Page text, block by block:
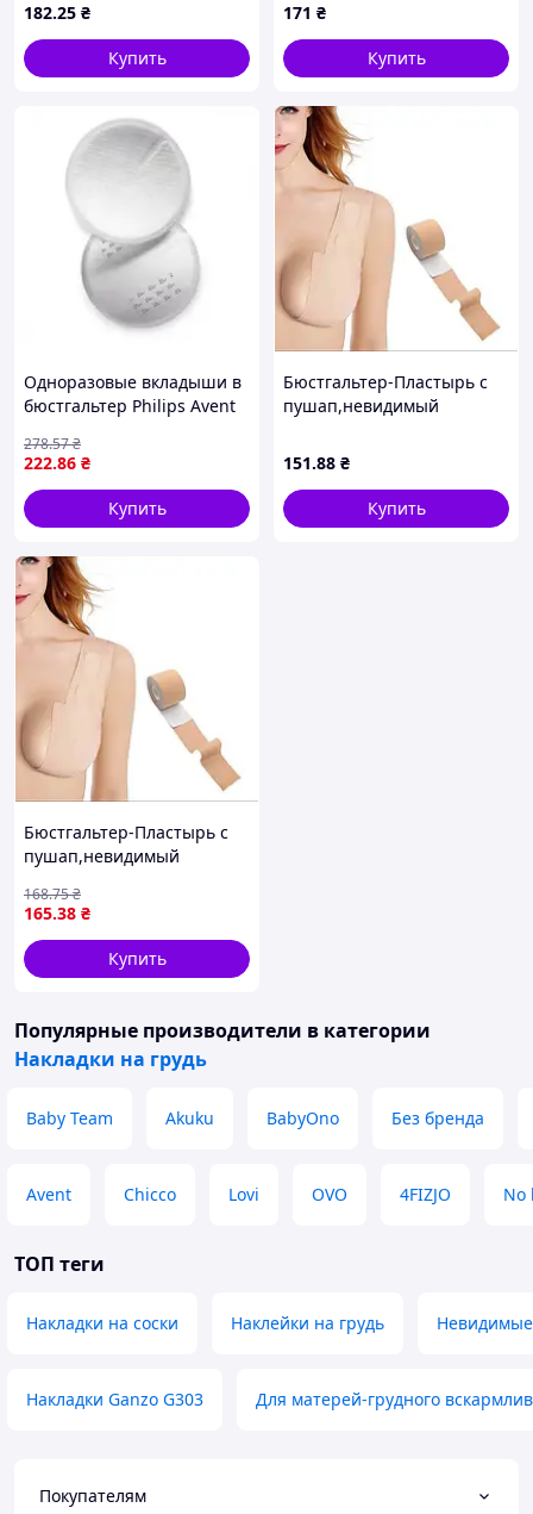
Кинезиотейп для
подтягивания груди
182.25 ₴
Купить
171 ₴
Купить
Одноразовые вкладыши в
бюстгальтер Philips Avent
222.86 ₴
278.57₴
Купить
Бюстгальтер-Пластырь с
пушап,невидимый
Кинезиотейп для
подтягивания груди
151.88 ₴
Купить
Бюстгальтер-Пластырь с
пушап,невидимый
Кинезиотейп для
подтягивания груди
165.38 ₴
168.75₴
Купить
Популярные производители в категории
Накладки на грудь
Baby Team Akuku BabyOno Без бренда
Avent Chicco Lovi OVO 4FIZJO No
ТОП теги
Накладки на соски Наклейки на грудь Невидимые
Накладки Ganzo G303 Для матерей-грудного
Покупателям